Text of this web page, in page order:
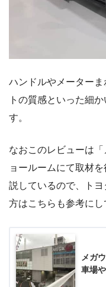
ハンドルやメーター
トの質感といった細
す。
なおこのレビューは
ョールームにて取材
説しているので、ト
方はこちらも参考にし
メガ
車場